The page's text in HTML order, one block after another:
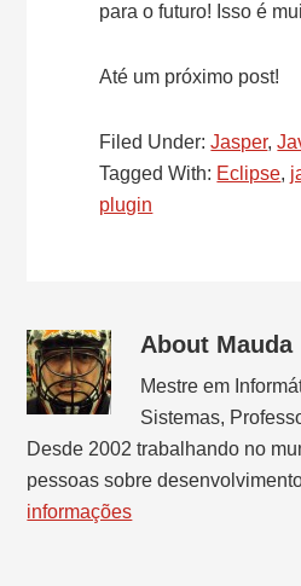
para o futuro! Isso é
Até um próximo post!
Filed Under:Jasper,
Tagged With: Eclipse,
plugin
About Mauda
Mestre em
Sistemas,
Desde 2002 trabalhando no
pessoas sobre
informações